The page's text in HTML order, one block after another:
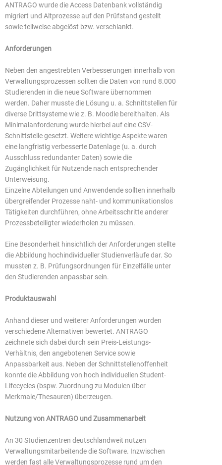
ANTRAGO wurde die Access Datenbank vollständig
migriert und Altprozesse auf den Prüfstand gestellt
sowie teilweise abgelöst bzw. verschlankt.
Anforderungen
Neben den angestrebten Verbesserungen innerhalb von
Verwaltungsprozessen sollten die Daten von rund 8.000
Studierenden in die neue Software übernommen
werden. Daher musste die Lösung u. a. Schnittstellen für
diverse Drittsysteme wie z. B. Moodle bereithalten. Als
Minimalanforderung wurde hierbei auf eine CSV-
Schnittstelle gesetzt. Weitere wichtige Aspekte waren
eine langfristig verbesserte Datenlage (u. a. durch
Ausschluss redundanter Daten) sowie die
Zugänglichkeit für Nutzende nach entsprechender
Unterweisung.
Einzelne Abteilungen und Anwendende sollten innerhalb
übergreifender Prozesse naht- und kommunikationslos
Tätigkeiten durchführen, ohne Arbeitsschritte anderer
Prozessbeteiligter wiederholen zu müssen.
Eine Besonderheit hinsichtlich der Anforderungen stellte
die Abbildung hochindividueller Studienverläufe dar. So
mussten z. B. Prüfungsordnungen für Einzelfälle unter
den Studierenden anpassbar sein.
Produktauswahl
Anhand dieser und weiterer Anforderungen wurden
verschiedene Alternativen bewertet. ANTRAGO
zeichnete sich dabei durch sein Preis-Leistungs-
Verhältnis, den angebotenen Service sowie
Anpassbarkeit aus. Neben der Schnittstellenoffenheit
konnte die Abbildung von hoch individuellen Student-
Lifecycles (bspw. Zuordnung zu Modulen über
Merkmale/Thesauren) überzeugen.
Nutzung von ANTRAGO und Zusammenarbeit
An 30 Studienzentren deutschlandweit nutzen
Verwaltungsmitarbeitende die Software. Inzwischen
werden fast alle Verwaltungsprozesse rund um den